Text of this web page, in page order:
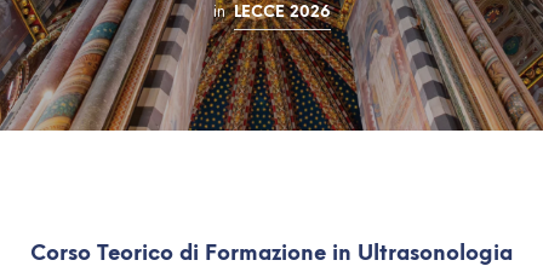
in LECCE 2026
Corso Teorico di Formazione in Ultrasonologia